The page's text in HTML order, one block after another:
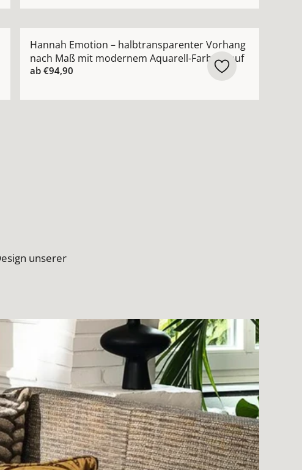
Hannah Emotion – halbtransparenter Vorhang
nach Maß mit modernem Aquarell-Farbverlauf
ab€94,90
unserer